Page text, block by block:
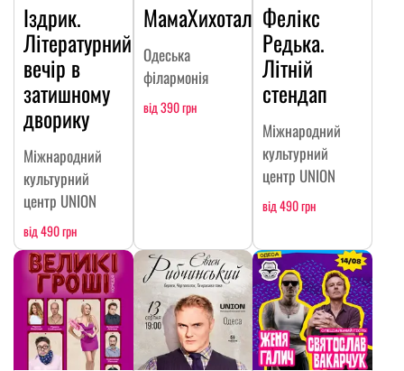
Іздрик.
Літературний
вечір в
затишному
дворику
Міжнародний
культурний
центр UNION
від 490 грн
МамаХихотала
Одеська
філармонія
від 390 грн
Фелікс
Редька.
Літній
стендап
Міжнародний
культурний
центр UNION
від 490 грн